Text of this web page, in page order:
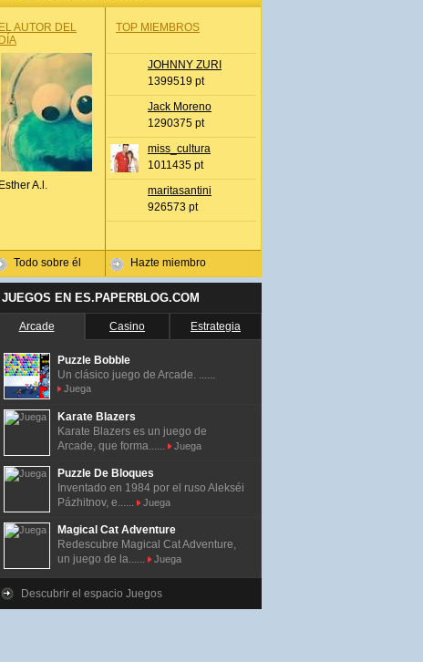
EL AUTOR DEL
DÍA
Esther A.l.
Todo sobre él
TOP MIEMBROS
JOHNNY ZURI
1399519 pt
Jack Moreno
1290375 pt
miss_cultura
1011435 pt
maritasantini
926573 pt
Hazte miembro
JUEGOS EN ES.PAPERBLOG.COM
Arcade Casino Estrategia
Puzzle Bobble
Un clásico juego de Arcade. ......
Juega
Karate Blazers
Karate Blazers es un juego de
Arcade, que forma......
Juega
Puzzle De Bloques
Inventado en 1984 por el ruso Alekséi
Pázhitnov, e......
Juega
Magical Cat Adventure
Redescubre Magical Cat Adventure,
un juego de la......
Juega
Descubrir el espacio Juegos